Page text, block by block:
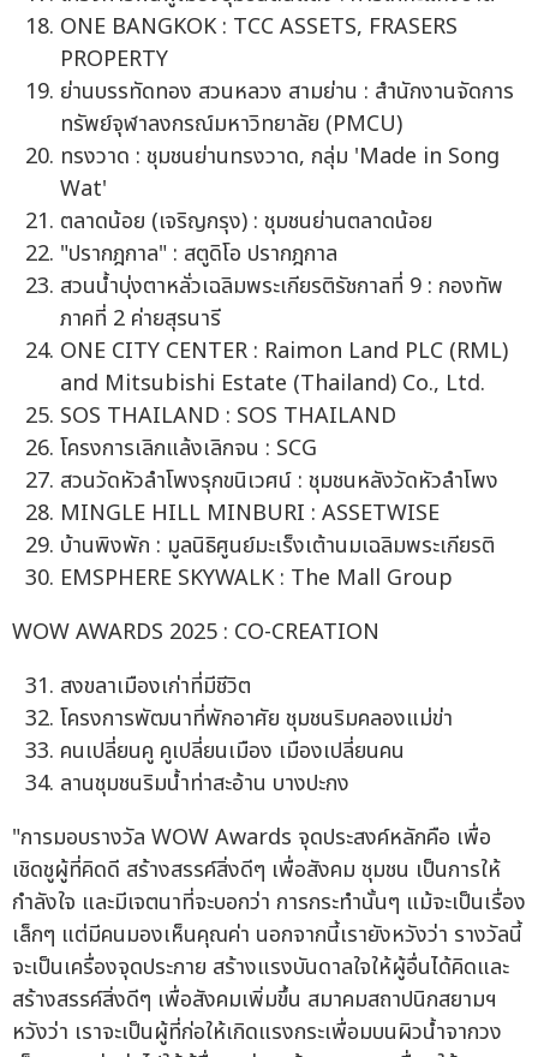
ONE BANGKOK : TCC ASSETS, FRASERS
PROPERTY
ย่านบรรทัดทอง สวนหลวง สามย่าน : สำนักงานจัดการ
ทรัพย์จุฬาลงกรณ์มหาวิทยาลัย (PMCU)
ทรงวาด : ชุมชนย่านทรงวาด, กลุ่ม 'Made in Song
Wat'
ตลาดน้อย (เจริญกรุง) : ชุมชนย่านตลาดน้อย
"ปรากฎกาล" : สตูดิโอ ปรากฎกาล
สวนน้ำบุ่งตาหลั่วเฉลิมพระเกียรติรัชกาลที่ 9 : กองทัพ
ภาคที่ 2 ค่ายสุรนารี
ONE CITY CENTER : Raimon Land PLC (RML)
and Mitsubishi Estate (Thailand) Co., Ltd.
SOS THAILAND : SOS THAILAND
โครงการเลิกแล้งเลิกจน : SCG
สวนวัดหัวลำโพงรุกขนิเวศน์ : ชุมชนหลังวัดหัวลำโพง
MINGLE HILL MINBURI : ASSETWISE
บ้านพิงพัก : มูลนิธิศูนย์มะเร็งเต้านมเฉลิมพระเกียรติ
EMSPHERE SKYWALK : The Mall Group
WOW AWARDS 2025 : CO-CREATION
สงขลาเมืองเก่าที่มีชีวิต
โครงการพัฒนาที่พักอาศัย ชุมชนริมคลองแม่ข่า
คนเปลี่ยนคู คูเปลี่ยนเมือง เมืองเปลี่ยนคน
ลานชุมชนริมน้ำท่าสะอ้าน บางปะกง
"การมอบรางวัล WOW Awards จุดประสงค์หลักคือ เพื่อ
เชิดชูผู้ที่คิดดี สร้างสรรค์สิ่งดีๆ เพื่อสังคม ชุมชน เป็นการให้
กำลังใจ และมีเจตนาที่จะบอกว่า การกระทำนั้นๆ แม้จะเป็นเรื่อง
เล็กๆ แต่มีคนมองเห็นคุณค่า นอกจากนี้เรายังหวังว่า รางวัลนี้
จะเป็นเครื่องจุดประกาย สร้างแรงบันดาลใจให้ผู้อื่นได้คิดและ
สร้างสรรค์สิ่งดีๆ เพื่อสังคมเพิ่มขึ้น สมาคมสถาปนิกสยามฯ
หวังว่า เราจะเป็นผู้ที่ก่อให้เกิดแรงกระเพื่อมบนผิวน้ำจากวง